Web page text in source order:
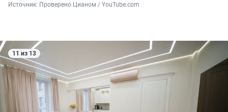
Источник: Проверено Цианом / YouTube.com
11 из 13